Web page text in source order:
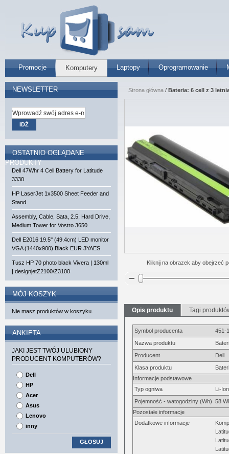
Promocje Komputery Laptopy Oprogramowanie
Strona główna / Bateria: 6 cell z 3
Kliknij na obrazek aby obejrzeć
Opis produktu Tagi
Symbol producenta
451-
Nazwa produktu
Producent
Dell
Klasa produktu
Informacje podstawowe
Typ ogniwa
Li-
Pojemność - watogodziny (Wh) 58
Pozostałe informacje
Dodatkowe informacje
NEWSLETTER
IDŹ
OSTATNIO OGLĄDANE
PRODUKTY
Dell 47Whr 4 Cell Battery for Latitude
3330
HP LaserJet 1x3500 Sheet Feeder and
Stand
Assembly, Cable, Sata, 2.5, Hard Drive,
Medium Tower for Vostro 3650
Dell E2016 19.5'' (49.4cm) LED monitor
VGA (1440x900) Black EUR 3YAES
Tusz HP 70 photo black Vivera | 130ml
| designjetZ2100/Z3100
MÓJ KOSZYK
Nie masz produktów w koszyku.
ANKIETA
JAKI JEST TWÓJ ULUBIONY
PRODUCENT KOMPUTERÓW?
Dell
HP
Acer
Asus
Lenovo
inny
GŁOSUJ